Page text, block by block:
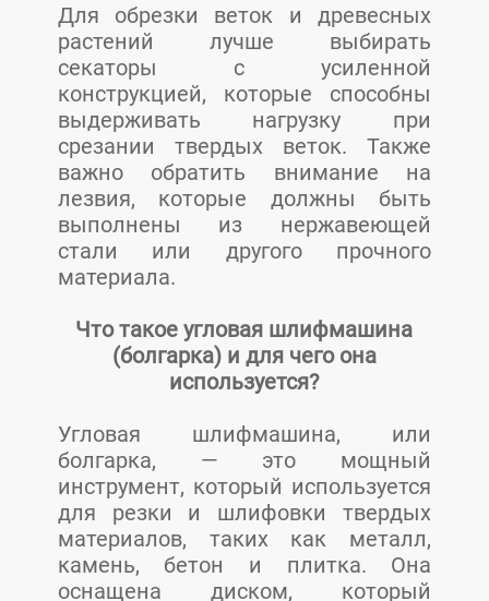
Для обрезки веток и древесных
растений лучше выбирать
секаторы с усиленной
конструкцией, которые способны
выдерживать нагрузку при
срезании твердых веток. Также
важно обратить внимание на
лезвия, которые должны быть
выполнены из нержавеющей
стали или другого прочного
материала.
Что такое угловая шлифмашина
(болгарка) и для чего она
используется?
Угловая шлифмашина, или
болгарка, — это мощный
инструмент, который используется
для резки и шлифовки твердых
материалов, таких как металл,
камень, бетон и плитка. Она
оснащена диском, который